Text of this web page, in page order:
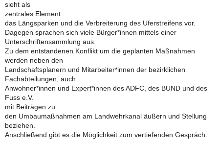
sieht als
zentrales Element
das Längsparken und die Verbreiterung des Uferstreifens vor.
Dagegen sprachen sich viele Bürger*innen mittels einer
Unterschriftensammlung aus.
Zu dem entstandenen Konflikt um die geplanten Maßnahmen
werden neben den
Landschaftsplanern und Mitarbeiter*innen der bezirklichen
Fachabteilungen, auch
Anwohner*innen und Expert*innen des ADFC, des BUND und des
Fuss e.V.
mit Beiträgen zu
den Umbaumaßnahmen am Landwehrkanal äußern und Stellung
beziehen.
Anschließend gibt es die Möglichkeit zum vertiefenden Gespräch.